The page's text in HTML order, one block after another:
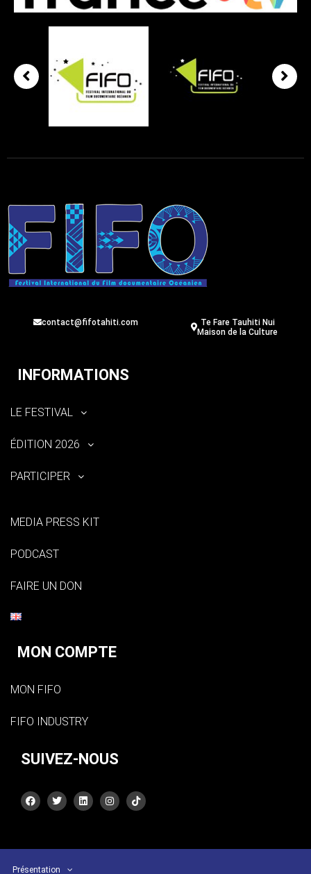
contact@fifotahiti.com
Te Fare Tauhiti Nui
Maison de la Culture
INFORMATIONS
LE FESTIVAL
ÉDITION 2026
PARTICIPER
MEDIA PRESS KIT
PODCAST
FAIRE UN DON
MON COMPTE
MON FIFO
FIFO INDUSTRY
SUIVEZ-NOUS
Présentation